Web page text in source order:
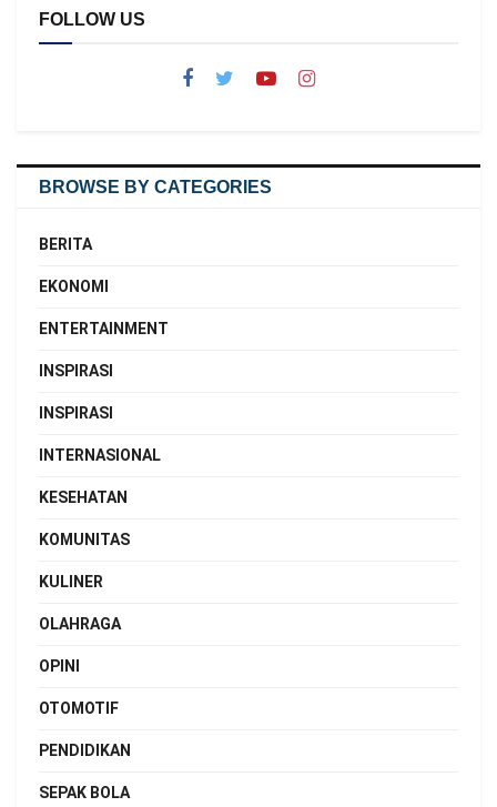
FOLLOW US
BROWSE BY CATEGORIES
BERITA
EKONOMI
ENTERTAINMENT
INSPIRASI
INSPIRASI
INTERNASIONAL
KESEHATAN
KOMUNITAS
KULINER
OLAHRAGA
OPINI
OTOMOTIF
PENDIDIKAN
SEPAK BOLA